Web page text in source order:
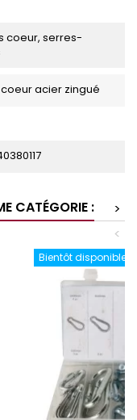
coeur, serres-
acier zingué
CATÉGORIE :
>
<
Bientôt disponible